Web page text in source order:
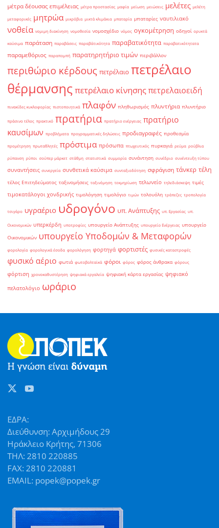
μέτρα δέουσας επιμέλειας μέτρα προστασίας μαφία μείωση μειώσεις μελέτες μελέτη
μεταφορικές μητρώα μικρόβια μικτά κλιμάκια μπαταρία μπαταρίες ναυτιλιακό
νοθεία νομιμη διακίνηση νομοθεσία νομοσχέδιο νόμος ογκομέτρηση οδηγοί ορυκτά
καύσιμα παράταση παραβάσεις παραβάτικότητα παραβατικότητα παραβατικότητατα
παραμεθόριος παραπομπή παρατηρητήριο τιμών περιβάλλον
περιθώριο κέρδους πετρέλαιο πετρέλαιο
θέρμανσης πετρέλαιο κίνησηςπετρελαιοειδή
πινακίδες κυκλοφορίας πιστοποιητικά πλαφόν πληθωρισμός πλυντήρια πλυντήριο
πράσινο τέλος πρακτικό πρατήρια πρατήριο ενέργειας πρατήριο
καυσίμων προβλήματα προγραμματικές δηλώσεις προδιαγραφές προθεσμία
προμέτρηση πρωταθλητές πρόστιμα πρόσωπα πτωχευτικός πυρκαγιά ρεύμα ρούβλια
ρύπανση ρύποι σούπερ μάρκετ στάθμη στατιστικά συμμορία συνάντηση συνέδριο συνέντευξη τύπου
συναντήσεις συνεργεία συνθετικά καύσιμα συνταξιοδότηση σφράγιση τάνκερ τέλη
τέλος Επιτηδεύματος ταξινομήσεις ταξινόμηση τεκμηρίωση τελωνείο τηλεδιάσκεψη τιμές
τιμοκατάλογοι χονδρικής τιμολόγηση τιμολόγιο τιμών τολουόλη τράπεζες τροπολογία
τσιγάρο υγραέριο υδρογόνο υπ. Ανάπτυξης υπ. Εργασίας υπ.
Οικονομικών υπερκέρδη υποτροφίες υπουργείο Ανάπτυξης υπουργείο Ενέργειας υπουργείο
Οικονομικών υπουργείο Υποδομών & Μεταφορών
φορολογία φορολογικά έσοδα φορολόγηση φορτηγά φορτιστές φυσικές καταστροφές
φυσικό αέριο φωτιά φωτοβολταϊκά φόροι φόρος φόρος άνθρακα φόρους
φόρτιση χρονοκαθυστέρηση ψηφιακά εργαλεία ψηφιακή κάρτα εργασίας ψηφιακό
πελατολόγιο ωράριο
ΕΔΡΑ:
Διεύθυνση: Αρχιμήδους 29
Ηράκλειο Κρήτης, 71306
ΤΗΛ: 2810 220885
FAX: 2810 220881
EMAIL: popek@popek.gr